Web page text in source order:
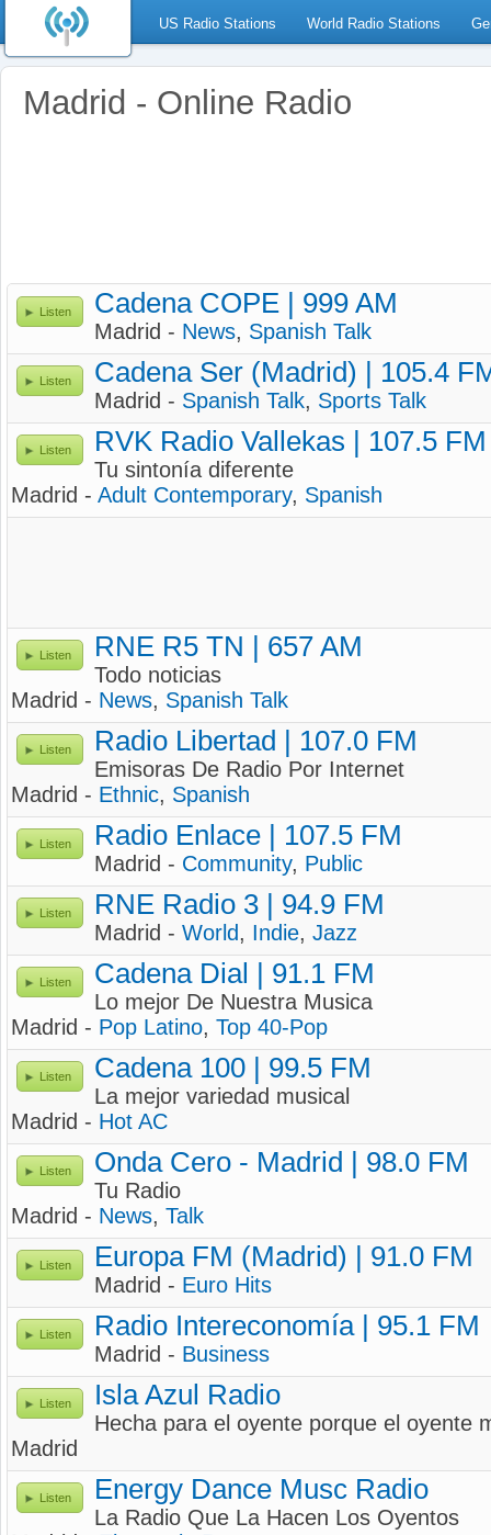
US Radio Stations World Radio Stations
Madrid - Online Radio
Listen Cadena COPE | 999 AM
Madrid - News, Spanish Talk
Listen Cadena Ser (Madrid) | 105.4
Madrid - Spanish Talk, Sports Talk
Listen RVK Radio Vallekas | 107.5 FM
Tu sintonía diferente
Madrid - Adult Contemporary, Spanish
Listen RNE R5 TN | 657 AM
Todo noticias
Madrid - News, Spanish Talk
Listen Radio Libertad | 107.0 FM
Emisoras De Radio Por Internet
Madrid - Ethnic, Spanish
Listen Radio Enlace | 107.5 FM
Madrid - Community, Public
Listen RNE Radio 3 | 94.9 FM
Madrid - World, Indie, Jazz
Listen Cadena Dial | 91.1 FM
Lo mejor De Nuestra Musica
Madrid - Pop Latino, Top 40-Pop
Listen Cadena 100 | 99.5 FM
La mejor variedad musical
Madrid - Hot AC
Listen Onda Cero - Madrid | 98.0 FM
Tu Radio
Madrid - News, Talk
Listen Europa FM (Madrid) | 91.0 FM
Madrid - Euro Hits
Listen Radio Intereconomía | 95.1 FM
Madrid - Business
Listen Isla Azul Radio
Hecha para el oyente porque el oyente
Madrid
Listen Energy Dance Musc Radio
La Radio Que La Hacen Los Oyentos